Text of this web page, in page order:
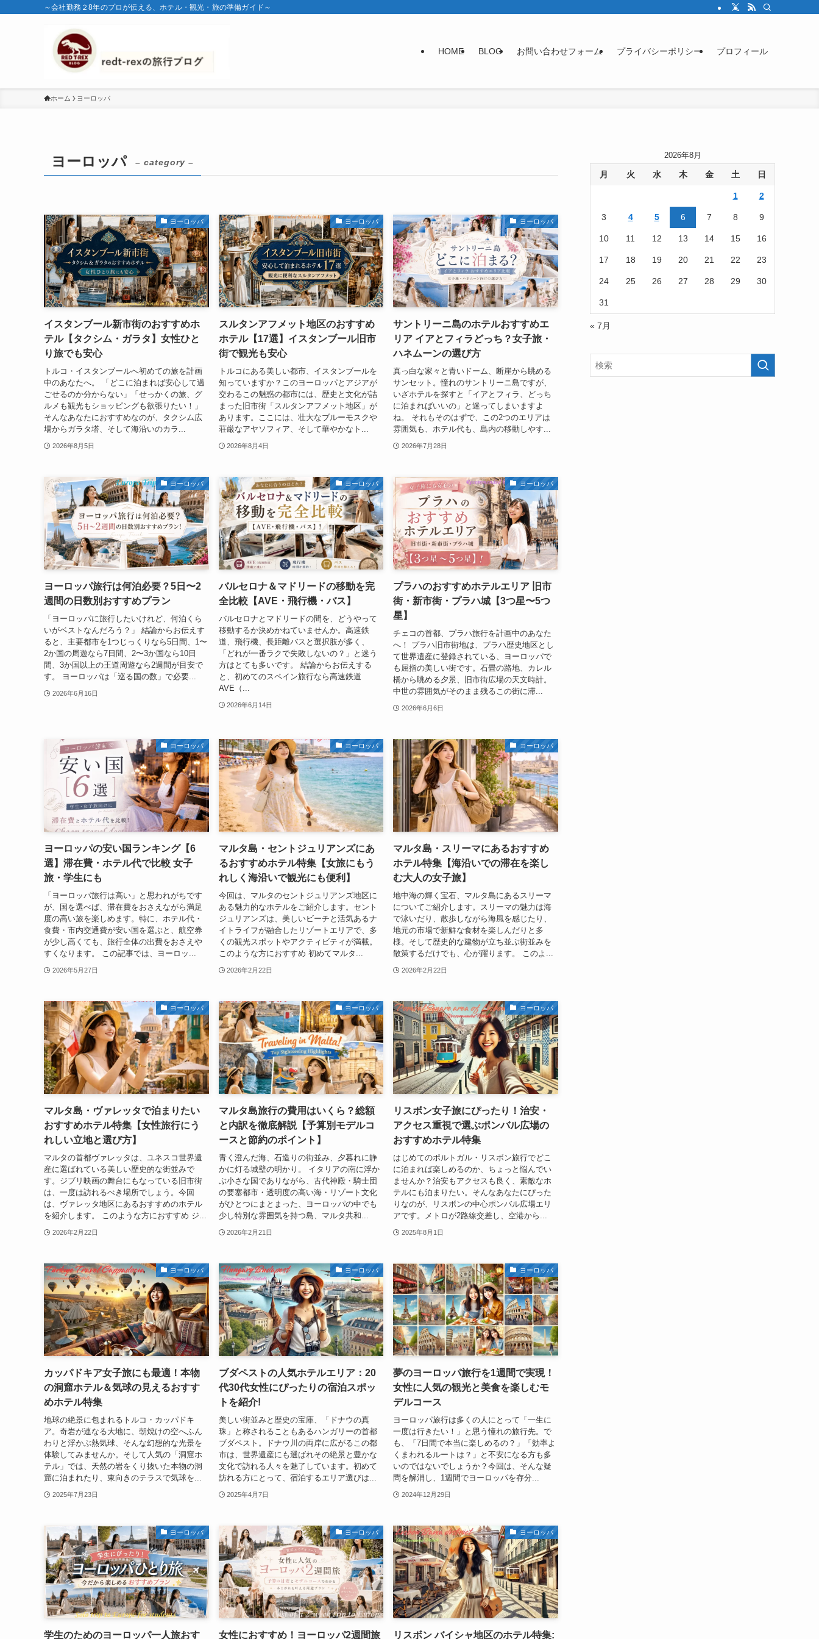
～会社勤務２8年のプロが伝える、ホテル・観光・旅の準備ガイド～
HOME BLOG お問い合わせフォーム プライバシーポリシー プロフィール
ホーム ヨーロッパ
ヨーロッパ – category –
ヨーロッパ
イスタンブール新市街のおすすめホ
テル【タクシム・ガラタ】女性ひと
り旅でも安心
トルコ・イスタンブールへ初めての旅を計画
中のあなたへ。 「どこに泊まれば安心して過
ごせるのか分からない」「せっかくの旅、グ
ルメも観光もショッピングも欲張りたい！」
そんなあなたにおすすめなのが、タクシム広
場からガラタ塔、そして海沿いのカラ...
2026年8月5日
ヨーロッパ
スルタンアフメット地区のおすすめ
ホテル【17選】イスタンブール旧市
街で観光も安心
トルコにある美しい都市、イスタンブールを
知っていますか？このヨーロッパとアジアが
交わるこの魅惑の都市には、歴史と文化が詰
まった旧市街「スルタンアフメット地区」が
あります。ここには、壮大なブルーモスクや
荘厳なアヤソフィア、そして華やかなト...
2026年8月4日
ヨーロッパ
サントリーニ島のホテルおすすめエ
リア イアとフィラどっち？女子旅・
ハネムーンの選び方
真っ白な家々と青いドーム、断崖から眺める
サンセット。憧れのサントリーニ島ですが、
いざホテルを探すと「イアとフィラ、どっち
に泊まればいいの」と迷ってしまいますよ
ね。 それもそのはずで、この2つのエリアは
雰囲気も、ホテル代も、島内の移動しやす...
2026年7月28日
ヨーロッパ
ヨーロッパ旅行は何泊必要？5日〜2
週間の日数別おすすめプラン
「ヨーロッパに旅行したいけれど、何泊くら
いがベストなんだろう？」 結論からお伝えす
ると、主要都市を1つじっくりなら5日間、1〜
2か国の周遊なら7日間、2〜3か国なら10日
間、3か国以上の王道周遊なら2週間が目安で
す。 ヨーロッパは「巡る国の数」で必要...
2026年6月16日
ヨーロッパ
バルセロナ＆マドリードの移動を完
全比較【AVE・飛行機・バス】
バルセロナとマドリードの間を、どうやって
移動するか決めかねていませんか。高速鉄
道、飛行機、長距離バスと選択肢が多く、
「どれが一番ラクで失敗しないの？」と迷う
方はとても多いです。 結論からお伝えする
と、初めてのスペイン旅行なら高速鉄道
AVE（...
2026年6月14日
ヨーロッパ
プラハのおすすめホテルエリア 旧市
街・新市街・プラハ城【3つ星〜5つ
星】
チェコの首都、プラハ旅行を計画中のあなた
へ！ プラハ旧市街地は、プラハ歴史地区とし
て世界遺産に登録されている、ヨーロッパで
も屈指の美しい街です。石畳の路地、カレル
橋から眺める夕景、旧市街広場の天文時計。
中世の雰囲気がそのまま残るこの街に滞...
2026年6月6日
ヨーロッパ
ヨーロッパの安い国ランキング【6
選】滞在費・ホテル代で比較 女子
旅・学生にも
「ヨーロッパ旅行は高い」と思われがちです
が、国を選べば、滞在費をおさえながら満足
度の高い旅を楽しめます。特に、ホテル代・
食費・市内交通費が安い国を選ぶと、航空券
が少し高くても、旅行全体の出費をおさえや
すくなります。 この記事では、ヨーロッ...
2026年5月27日
ヨーロッパ
マルタ島・セントジュリアンズにあ
るおすすめホテル特集【女旅にもう
れしく海沿いで観光にも便利】
今回は、マルタのセントジュリアンズ地区に
ある魅力的なホテルをご紹介します。セント
ジュリアンズは、美しいビーチと活気あるナ
イトライフが融合したリゾートエリアで、多
くの観光スポットやアクティビティが満載。
このような方におすすめ 初めてマルタ...
2026年2月22日
ヨーロッパ
マルタ島・スリーマにあるおすすめ
ホテル特集【海沿いでの滞在を楽し
む大人の女子旅】
地中海の輝く宝石、マルタ島にあるスリーマ
についてご紹介します。スリーマの魅力は海
で泳いだり、散歩しながら海風を感じたり、
地元の市場で新鮮な食材を楽しんだりと多
様。そして歴史的な建物が立ち並ぶ街並みを
散策するだけでも、心が躍ります。 このよ...
2026年2月22日
ヨーロッパ
マルタ島・ヴァレッタで泊まりたい
おすすめホテル特集【女性旅行にう
れしい立地と選び方】
マルタの首都ヴァレッタは、ユネスコ世界遺
産に選ばれている美しい歴史的な街並みで
す。ジブリ映画の舞台にもなっている旧市街
は、一度は訪れるべき場所でしょう。今回
は、ヴァレッタ地区にあるおすすめのホテル
を紹介します。 このような方におすすめ ジ...
2026年2月22日
ヨーロッパ
マルタ島旅行の費用はいくら？総額
と内訳を徹底解説【予算別モデルコ
ースと節約のポイント】
青く澄んだ海、石造りの街並み、夕暮れに静
かに灯る城壁の明かり。 イタリアの南に浮か
ぶ小さな国でありながら、古代神殿・騎士団
の要塞都市・透明度の高い海・リゾート文化
がひとつにまとまった、ヨーロッパの中でも
少し特別な雰囲気を持つ島、マルタ共和...
2026年2月21日
ヨーロッパ
リスボン女子旅にぴったり！治安・
アクセス重視で選ぶポンバル広場の
おすすめホテル特集
はじめてのポルトガル・リスボン旅行でどこ
に泊まれば楽しめるのか、ちょっと悩んでい
ませんか？治安もアクセスも良く、素敵なホ
テルにも泊まりたい。そんなあなたにぴった
りなのが、リスボンの中心ポンバル広場エリ
アです。メトロが2路線交差し、空港から...
2025年8月1日
ヨーロッパ
カッパドキア女子旅にも最適！本物
の洞窟ホテル＆気球の見えるおすす
めホテル特集
地球の絶景に包まれるトルコ・カッパドキ
ア。奇岩が連なる大地に、朝焼けの空へふん
わりと浮かぶ熱気球、そんな幻想的な光景を
体験してみませんか。そして人気の「洞窟ホ
テル」では、天然の岩をくり抜いた本物の洞
窟に泊まれたり、東向きのテラスで気球を...
2025年7月23日
ヨーロッパ
ブダペストの人気ホテルエリア：20
代30代女性にぴったりの宿泊スポッ
トを紹介!
美しい街並みと歴史の宝庫、「ドナウの真
珠」と称されることもあるハンガリーの首都
ブダペスト。ドナウ川の両岸に広がるこの都
市は、世界遺産にも選ばれその絶景と豊かな
文化で訪れる人々を魅了しています。初めて
訪れる方にとって、宿泊するエリア選びは...
2025年4月7日
ヨーロッパ
夢のヨーロッパ旅行を1週間で実現！
女性に人気の観光と美食を楽しむモ
デルコース
ヨーロッパ旅行は多くの人にとって「一生に
一度は行きたい！」と思う憧れの旅行先。で
も、「7日間で本当に楽しめるの？」「効率よ
くまわれるルートは？」と不安になる方も多
いのではないでしょうか？今回は、そんな疑
問を解消し、1週間でヨーロッパを存分...
2024年12月29日
ヨーロッパ
学生のためのヨーロッパ一人旅おす
ヨーロッパ
女性におすすめ！ヨーロッパ2週間旅
ヨーロッパ
リスボン バイシャ地区のホテル特集:
2026年8月
月 火 水 木 金 土 日
1 2
3 4 5 6 7 8 9
10 11 12 13 14 15 16
17 18 19 20 21 22 23
24 25 26 27 28 29 30
31
« 7月